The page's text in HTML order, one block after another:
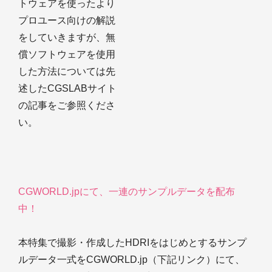
トウェアを使ったより
プロユース向けの解説
をしていきますが、無
償ソフトウェアを使用
した方法については先
述したCGSLABサイト
の記事をご参照くださ
い。
CGWORLD.jpにて、一連のサンプルデータを配布
中！
本特集で撮影・作成したHDRIをはじめとするサンプ
ルデータ一式をCGWORLD.jp（下記リンク）にて、